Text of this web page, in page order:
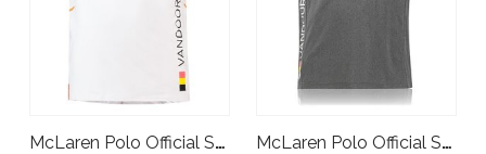
McLaren Polo Official Stoffel Vandoorne Blanc
McLaren Polo Official Stoffel Vandoorne Gris